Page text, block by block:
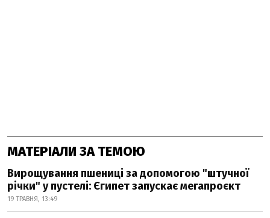
МАТЕРІАЛИ ЗА ТЕМОЮ
Вирощування пшениці за допомогою "штучної
річки" у пустелі: Єгипет запускає мегапроєкт
19 ТРАВНЯ, 13:49